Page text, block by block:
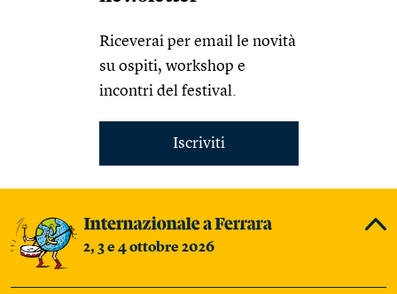
Riceverai per email le novità
su ospiti, workshop e
incontri del festival.
Iscriviti
2, 3 e 4 ottobre 2026